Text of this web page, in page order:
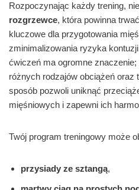
Rozpoczynając każdy trening,
rozgrzewce, która powinna
kluczowe dla przygotowania
zminimalizowania ryzyka
ćwiczeń ma ogromne
różnych rodzajów obciążeń oraz
sposób pozwoli uniknąć
mięśniowych i zapewni ich
Twój program treningowy może
przysiady ze sztangą,